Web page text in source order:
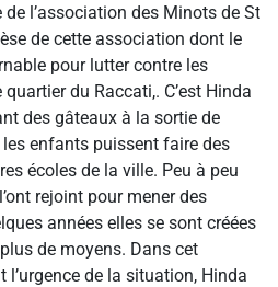
l’association des Minots de St
de cette association dont le
pour lutter contre les
du Raccati,. C’est Hinda
des gâteaux à la sortie de
les enfants puissent faire des
écoles de la ville. Peu à peu
rejoint pour mener des
années elles se sont créées
de moyens. Dans cet
de la situation, Hinda